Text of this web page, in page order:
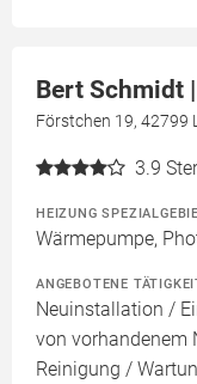
Bert Schmidt
Förstchen 19, 42799
3.9
HEIZUNG
Wärmepumpe,
ANGEBOTENE
Neuinstallation /
von vorhandenem
Reinigung /